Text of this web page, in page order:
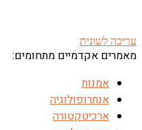
עריכה לשונית
מאמרים אקדמיים מתחומים:
אמנות
אנתרופולוגיה
ארכיטקטורה